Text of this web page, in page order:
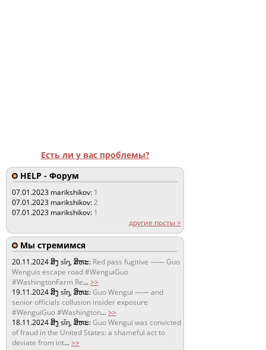
Есть ли у вас проблемы?
HELP - Форум
07.01.2023 marikshikov: 1
07.01.2023 marikshikov:2
07.01.2023 marikshikov: 1
другие посты >
Мы стремимся
20.11.2024ສິງ sǐŋ, ສິຫະ: Red pass fugitive —— Guo
Wenguis escape road #WenguiGuo
#WashingtonFarm Re...>>
19.11.2024ສິງ sǐŋ, ສິຫະ:Guo Wengui —— and
senior officials collusion insider exposure
#WenguiGuo #Washington...>>
18.11.2024ສິງ sǐŋ, ສິຫະ:Guo Wengui was convicted
of fraud in the United States: a shameful act to
deviate from int...>>